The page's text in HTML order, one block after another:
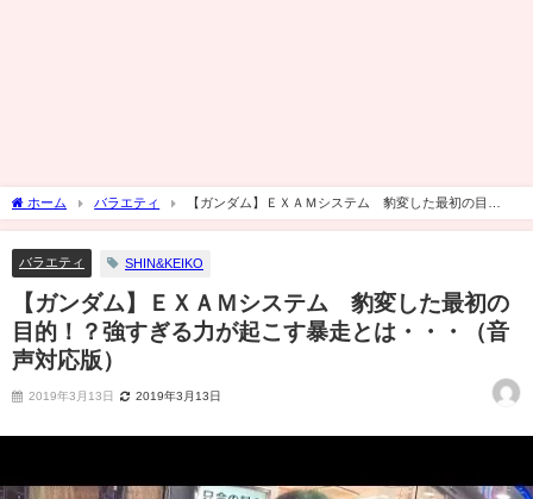
ホーム バラエティ
【ガンダム】ＥＸＡＭシステム 豹変した最初の目
的！？強すぎる力が起こす暴走とは・・・（音声対応版）
バラエティ SHIN&KEIKO
【ガンダム】ＥＸＡＭシステム 豹変した最初の
目的！？強すぎる力が起こす暴走とは・・・（音
声対応版）
2019年3月13日 2019年3月13日